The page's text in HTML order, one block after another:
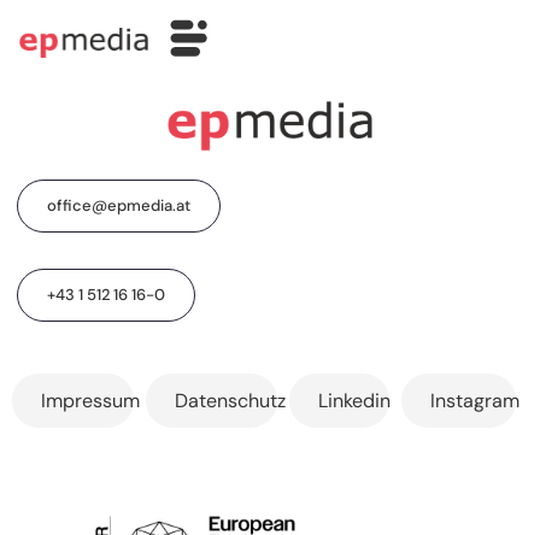
office@epmedia.at
+43 1 512 16 16-0
Impressum Datenschutz Linkedin Instagram